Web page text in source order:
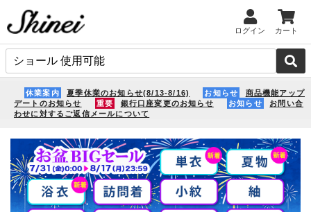
ログイン カート
休業案内 夏季休業のお知らせ(8/13-8/16) お知らせ
商品機能アップ
デートのお知らせ
重要 銀行口座変更のお知らせ お知らせ
お問い合
わせに対するご返信メールについて